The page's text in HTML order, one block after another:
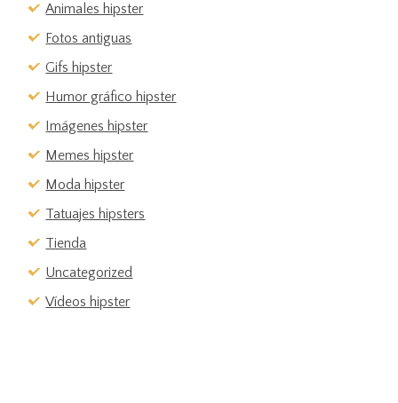
Animales hipster
Fotos antiguas
Gifs hipster
Humor gráfico hipster
Imágenes hipster
Memes hipster
Moda hipster
Tatuajes hipsters
Tienda
Uncategorized
Vídeos hipster